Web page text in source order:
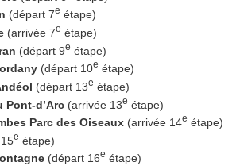
(départ 7e étape)
(arrivée 7e étape)
(départ 9e étape)
(départ 10e étape)
(départ 13e étape)
Pont-d’Arc (arrivée 13e étape)
Parc des Oiseaux (arrivée 14e étape)
e étape)
(départ 16e étape)